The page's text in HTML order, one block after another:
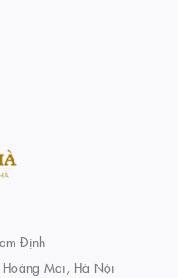
Định
Mai, Hà Nội